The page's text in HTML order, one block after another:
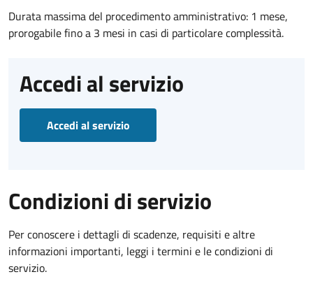
Durata massima del procedimento amministrativo: 1 mese,
prorogabile fino a 3 mesi in casi di particolare complessità.
Accedi al servizio
Accedi al servizio
Condizioni di servizio
Per conoscere i dettagli di scadenze, requisiti e altre
informazioni importanti, leggi i termini e le condizioni di
servizio.